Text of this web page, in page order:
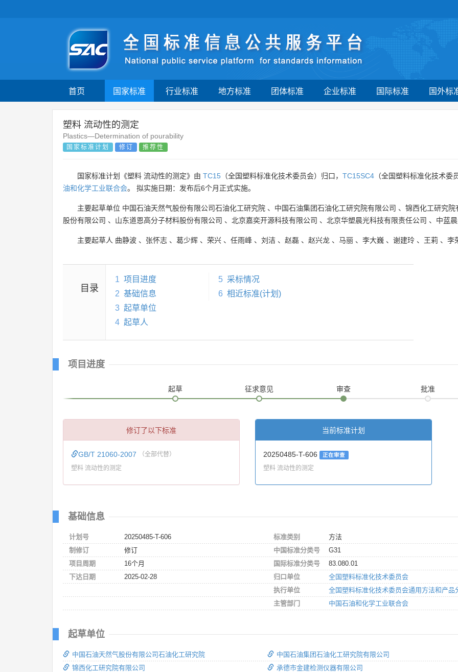
首页 国家标准 行业标准 地方标准 团体标准 企业标准 国际标准 国外标
塑料 流动性的测定
Plastics—Determination of pourability
国家标准计划 修订 推荐性
国家标准计划《塑料 流动性的测定》由 TC15 （全国塑料标准化技术委员会）归口， TC15SC4 （全国塑料标准化技术
油和化学工业联合会。 拟实施日期：发布后6个月正式实施。
主要起草单位 中国石油天然气股份有限公司石油化工研究院 、 中国石油集团石油化工研究院有限公司 、 锦西化工研究院
股份有限公司 、 山东道恩高分子材料股份有限公司 、 北京嘉奕开源科技有限公司 、 北京华塑晨光科技有限责任公司 、 中蓝
主要起草人 曲静波 、 张怀志 、 葛少辉 、 荣兴 、 任雨峰 、 刘洁 、 赵磊 、 赵兴龙 、 马丽 、 李大巍 、 谢建玲 、 王莉 、 李
目录
1 项目进度
2 基础信息
3 起草单位
4 起草人
5 采标情况
6 相近标准(计划)
项目进度
起草 征求意见 审查 批准
修订了以下标准
GB/T 21060-2007 （全部代替）
塑料 流动性的测定
当前标准计划
20250485-T-606 正在审查
塑料 流动性的测定
基础信息
计划号
20250485-T-606
制修订
修订
项目周期
16个月
下达日期
2025-02-28
标准类别
方法
中国标准分类号
G31
国际标准分类号
83.080.01
归口单位
全国塑料标准化技术委员会
执行单位
全国塑料标准化技术委员会通用方法和产品
主管部门
中国石油和化学工业联合会
起草单位
中国石油天然气股份有限公司石油化工研究院
锦西化工研究院有限公司
中国石油集团石油化工研究院有限公司
承德市金建检测仪器有限公司